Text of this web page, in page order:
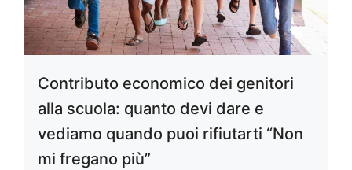
Contributo economico dei genitori
alla scuola: quanto devi dare e
vediamo quando puoi rifiutarti “Non
mi fregano più”